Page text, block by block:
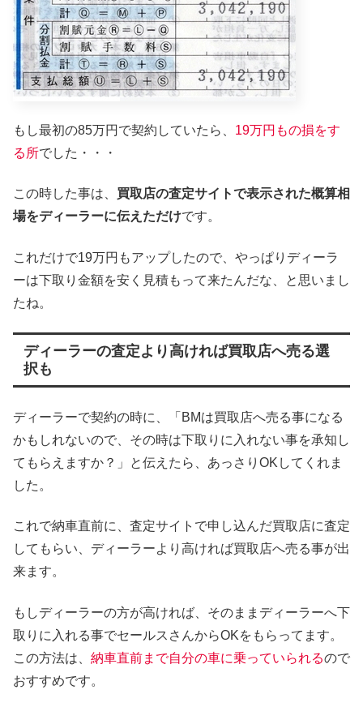
もし最初の85万円で契約していたら、 19万円もの損をす
る所でした・・・
この時した事は、 買取店の査定サイトで表示された概算相
場をディーラーに伝えただけです。
これだけで19万円もアップしたので、やっぱりディーラ
ーは下取り金額を安く見積もって来たんだな、と思いまし
たね。
ディーラーの査定より高ければ買取店へ売る選
択も
ディーラーで契約の時に、「BMは買取店へ売る事になる
かもしれないので、その時は下取りに入れない事を承知し
てもらえますか？」と伝えたら、あっさりOKしてくれま
した。
これで納車直前に、査定サイトで申し込んだ買取店に査定
してもらい、ディーラーより高ければ買取店へ売る事が出
来ます。
もしディーラーの方が高ければ、そのままディーラーへ下
取りに入れる事でセールスさんからOKをもらってます。
この方法は、 納車直前まで自分の車に乗っていられるので
おすすめです。